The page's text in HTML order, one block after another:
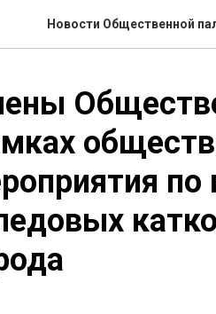
Новости Общественной
по